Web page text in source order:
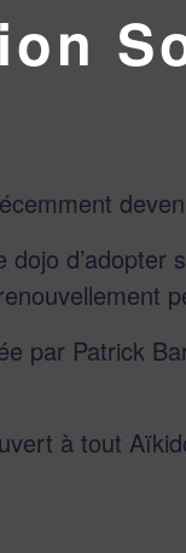
dojo
par Patrick
à tout